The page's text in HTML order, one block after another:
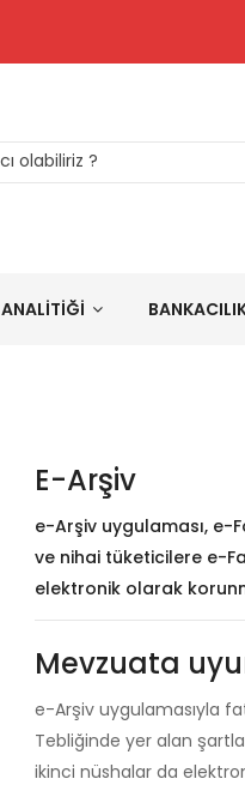
olabiliriz ?
E-Arşiv
e-Arşiv uygulaması,
ve nihai tüketicilere e-
elektronik olarak
Mevzuata
e-Arşiv uygulamasıyla
Tebliğinde yer alan
ikinci nüshalar da